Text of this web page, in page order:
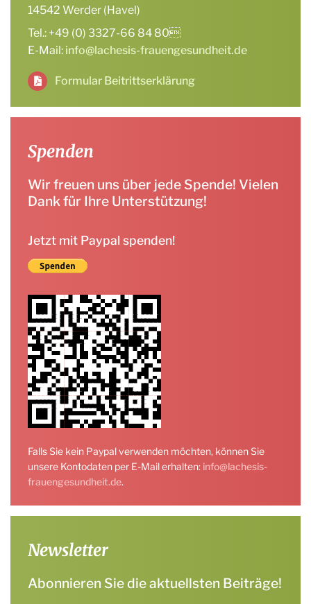
14542 Werder (Havel)
Tel.: +49 (0) 3327-66 84 80
E-Mail: info@lachesis-frauengesundheit.de
Formular Beitrittserklärung
Spenden
Wir freuen uns über jede Spende! Vielen
Dank für Ihre Unterstützung!
Jetzt mit Paypal spenden!
Falls Sie kein Paypal verwenden möchten, können Sie
unsere Kontodaten per E-Mail erhalten: info@lachesis-
frauengesundheit.de.
Newsletter
Abonnieren Sie die aktuellsten Beiträge!